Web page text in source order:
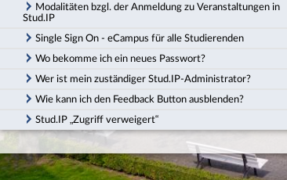
Modalitäten bzgl. der Anmeldung zu Veranstaltungen in
Stud.IP
Single Sign On - eCampus für alle Studierenden
Wo bekomme ich ein neues Passwort?
Wer ist mein zuständiger Stud.IP-Administrator?
Wie kann ich den Feedback Button ausblenden?
Stud.IP „Zugriff verweigert“